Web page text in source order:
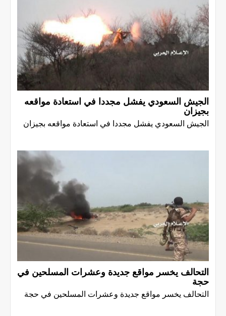
الجيش السعودي يفشل مجددا في استعادة مواقعه
بجيزان
الجيش السعودي يفشل مجددا في استعادة مواقعه بجيزان
التحالف يخسر مواقع جديدة وعشرات المسلحين في
حجة
التحالف يخسر مواقع جديدة وعشرات المسلحين في حجة